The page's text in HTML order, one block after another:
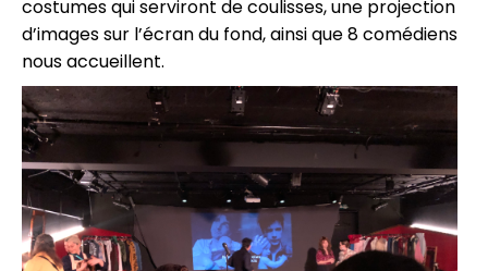
costumes qui serviront de coulisses, une projection
d’images sur l’écran du fond, ainsi que 8 comédiens
nous accueillent.